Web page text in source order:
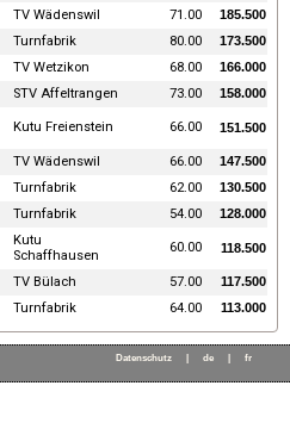
TV Wädenswil 71.00 185.500
Turnfabrik 80.00 173.500
TV Wetzikon 68.00 166.000
STV Affeltrangen 73.00 158.000
Kutu Freienstein 66.00 151.500
TV Wädenswil 66.00 147.500
Turnfabrik 62.00 130.500
Turnfabrik 54.00 128.000
Kutu
Schaffhausen
60.00 118.500
TV Bülach 57.00 117.500
Turnfabrik 64.00 113.000
Datenschutz de fr